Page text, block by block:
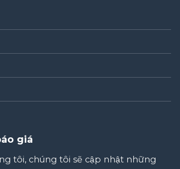
giá
tôi, chúng tôi sẽ cập nhật những